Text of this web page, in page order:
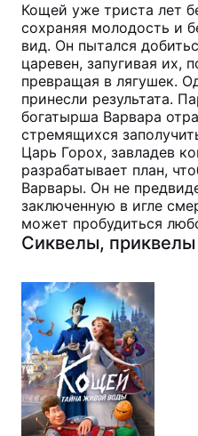
Кощей уже триста лет
сохраняя молодость и
вид. Он пытался
царевен, запугивая их,
превращая в лягушек.
принесли результата.
богатырша Варвара
стремящихся
Царь Горох, завладев
разрабатывает план,
Варвары. Он не
заключенную в игле
может пробудиться
Сиквелы,